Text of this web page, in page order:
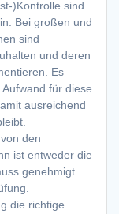
)Kontrolle sind
Bei großen und
sind
und deren
Es
für diese
ausreichend
den
ist entweder die
genehmigt
die richtige